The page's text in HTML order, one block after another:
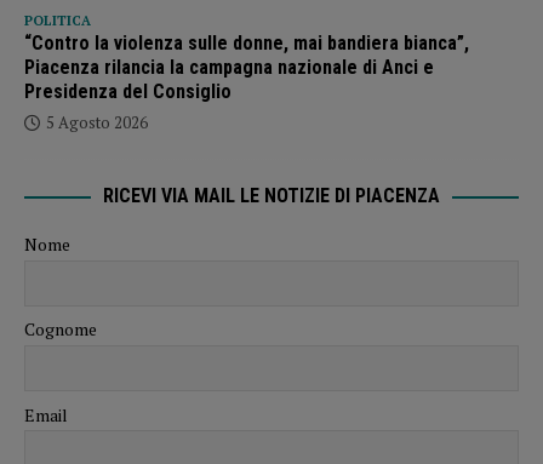
POLITICA
“Contro la violenza sulle donne, mai bandiera bianca”,
Piacenza rilancia la campagna nazionale di Anci e
Presidenza del Consiglio
5 Agosto 2026
RICEVI VIA MAIL LE NOTIZIE DI PIACENZA
Nome
Cognome
Email